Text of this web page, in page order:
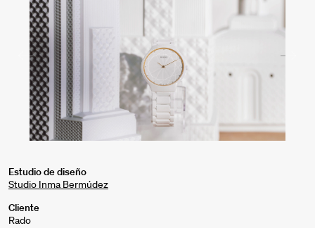
Estudio de diseño
Studio Inma Bermúdez
Cliente
Rado